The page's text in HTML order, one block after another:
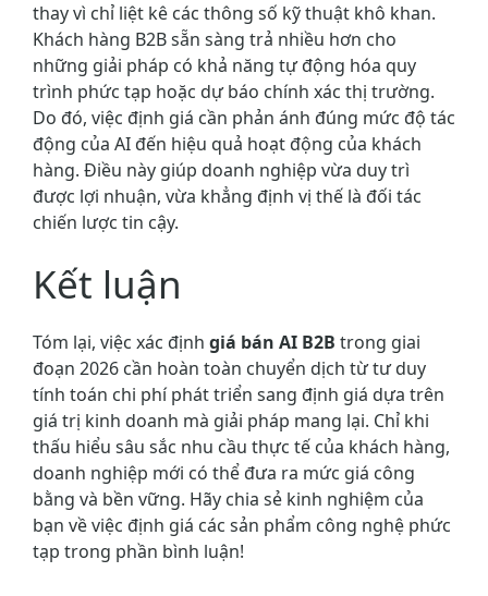
thay vì chỉ liệt kê các thông số kỹ thuật khô khan.
Khách hàng B2B sẵn sàng trả nhiều hơn cho
những giải pháp có khả năng tự động hóa quy
trình phức tạp hoặc dự báo chính xác thị trường.
Do đó, việc định giá cần phản ánh đúng mức độ tác
động của AI đến hiệu quả hoạt động của khách
hàng. Điều này giúp doanh nghiệp vừa duy trì
được lợi nhuận, vừa khẳng định vị thế là đối tác
chiến lược tin cậy.
Kết luận
Tóm lại, việc xác định giá bán AI B2B trong giai
đoạn 2026 cần hoàn toàn chuyển dịch từ tư duy
tính toán chi phí phát triển sang định giá dựa trên
giá trị kinh doanh mà giải pháp mang lại. Chỉ khi
thấu hiểu sâu sắc nhu cầu thực tế của khách hàng,
doanh nghiệp mới có thể đưa ra mức giá công
bằng và bền vững. Hãy chia sẻ kinh nghiệm của
bạn về việc định giá các sản phẩm công nghệ phức
tạp trong phần bình luận!